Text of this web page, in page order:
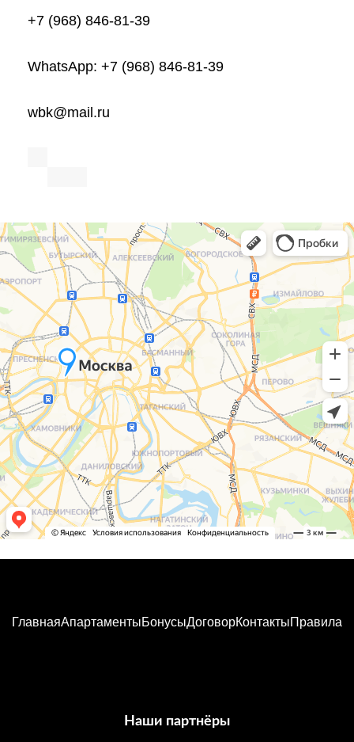
+7 (968) 846-81-39
WhatsApp: +7 (968) 846-81-39
wbk@mail.ru
ГлавнаяАпартаментыБонусыДоговорКонтактыПравила
Наши партнёры